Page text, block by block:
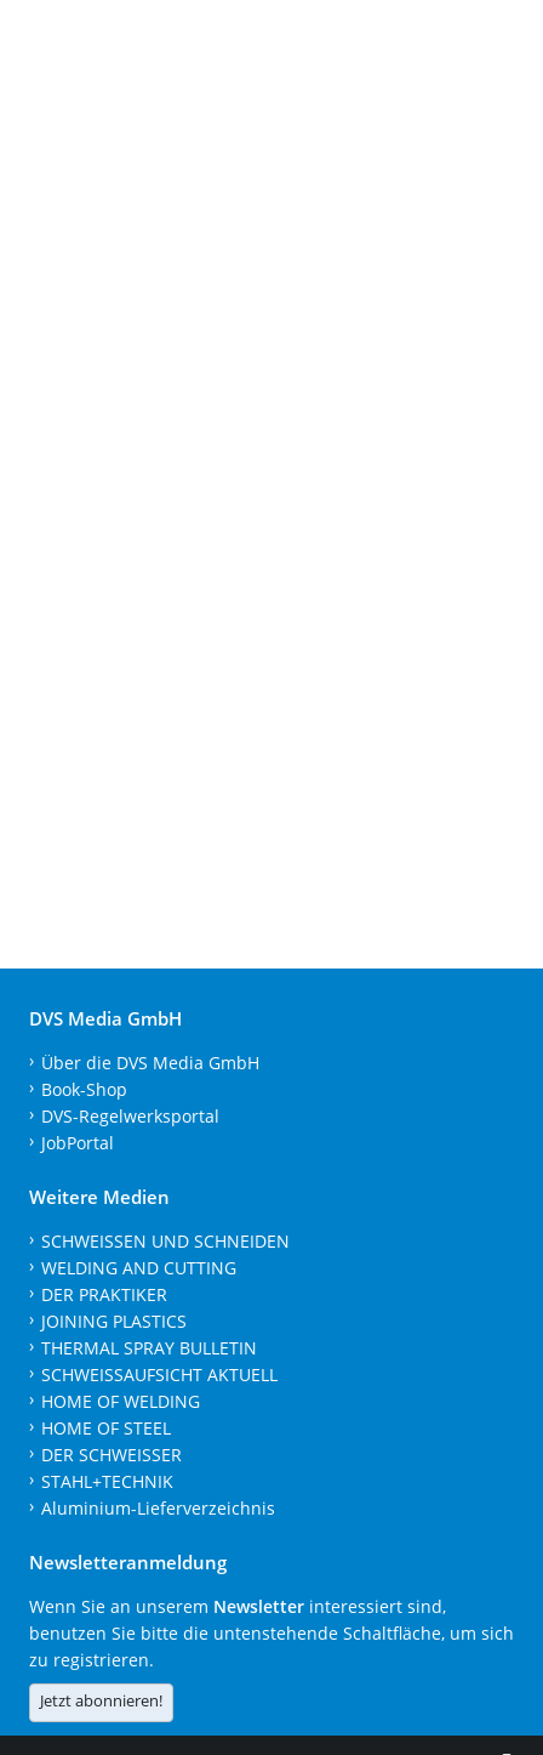
DVS Media GmbH
Über die DVS Media GmbH
Book-Shop
DVS-Regelwerksportal
JobPortal
Weitere Medien
SCHWEISSEN UND SCHNEIDEN
WELDING AND CUTTING
DER PRAKTIKER
JOINING PLASTICS
THERMAL SPRAY BULLETIN
SCHWEISSAUFSICHT AKTUELL
HOME OF WELDING
HOME OF STEEL
DER SCHWEISSER
STAHL+TECHNIK
Aluminium-Lieferverzeichnis
Newsletteranmeldung
Wenn Sie an unserem Newsletter interessiert sind,
benutzen Sie bitte die untenstehende Schaltfläche, um sich
zu registrieren.
Jetzt abonnieren!